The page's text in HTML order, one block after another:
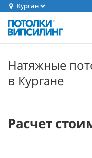
Курган
Натяжные
в Кургане
Расчет